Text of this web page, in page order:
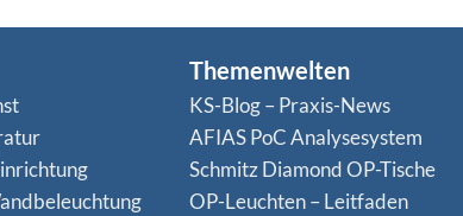
Themenwelten
KS-Blog – Praxis-News
AFIAS PoC Analysesystem
Schmitz Diamond OP-Tische
OP-Leuchten – Leitfaden